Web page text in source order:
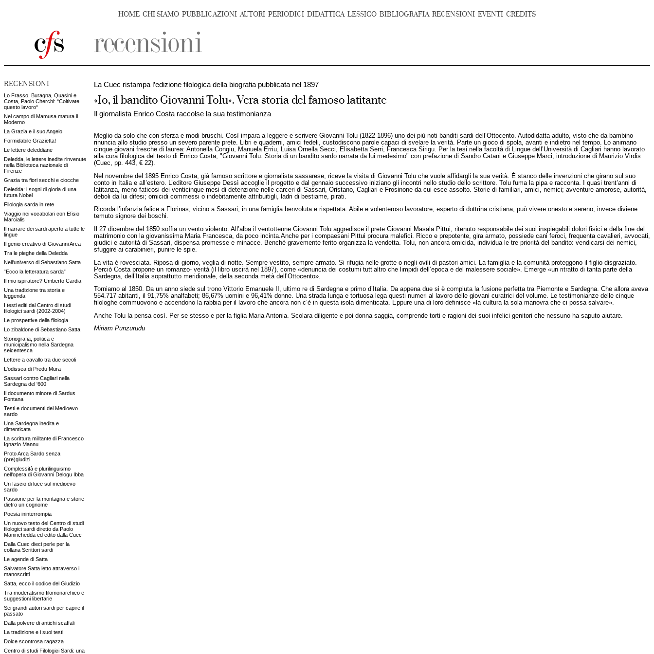
HOME CHI SIAMO PUBBLICAZIONI AUTORI PERIODICI DIDATTICA LESSICO BIBLIOGRAFIA RECENSIONI EVENTI CREDITS
RECENSIONI
Lo Frasso, Buragna, Quasini e
Costa, Paolo Cherchi: “Coltivate
questo lavoro“
Nel campo di Mamusa matura il
Moderno
La Grazia e il suo Angelo
Formidabile Grazietta!
Le lettere deleddiane
Deledda, le lettere inedite rinvenute
nella Biblioteca nazionale di
Firenze
Grazia tra fiori secchi e ciocche
Deledda: i sogni di gloria di una
futura Nobel
Filologia sarda in rete
Viaggio nei vocabolari con Efisio
Marcialis
Il narrare dei sardi aperto a tutte le
lingue
Il genio creativo di Giovanni Arca
Tra le pieghe della Deledda
Nell'universo di Sebastiano Satta
“Ecco la letteratura sarda”
Il mio ispiratore? Umberto Cardia
Una tradizione tra storia e
leggenda
I testi editi dal Centro di studi
filologici sardi (2002-2004)
Le prospettive della filologia
Lo zibaldone di Sebastiano Satta
Storiografia, politica e
municipalismo nella Sardegna
seicentesca
Lettere a cavallo tra due secoli
L'odissea di Predu Mura
Sassari contro Cagliari nella
Sardegna del '600
Il documento minore di Sardus
Fontana
Testi e documenti del Medioevo
sardo
Una Sardegna inedita e
dimenticata
La scrittura militante di Francesco
Ignazio Mannu
Proto Arca Sardo senza
(pre)giudizi
Complessità e plurilinguismo
nell'opera di Giovanni Delogu Ibba
Un fascio di luce sul medioevo
sardo
Passione per la montagna e storie
dietro un cognome
Poesia ininterrompia
Un nuovo testo del Centro di studi
filologici sardi diretto da Paolo
Maninchedda ed edito dalla Cuec
Dalla Cuec dieci perle per la
collana Scrittori sardi
Le agende di Satta
Salvatore Satta letto attraverso i
manoscritti
Satta, ecco il codice del Giudizio
Tra moderatismo filomonarchico e
suggestioni libertarie
Sei grandi autori sardi per capire il
passato
Dalla polvere di antichi scaffali
La tradizione e i suoi testi
Dolce scontrosa ragazza
Centro di studi Filologici Sardi: una
La Cuec ristampa l’edizione filologica della biografia pubblicata nel 1897
«Io, il bandito Giovanni Tolu». Vera storia del famoso latitante
Il giornalista Enrico Costa raccolse la sua testimonianza
Meglio da solo che con sferza e modi bruschi. Così impara a leggere e scrivere Giovanni Tolu (1822-1896) uno dei più noti banditi sardi dell’Ottocento. Autodidatta adulto, visto che da bambino
rinuncia allo studio presso un severo parente prete. Libri e quaderni, amici fedeli, custodiscono parole capaci di svelare la verità. Parte un gioco di spola, avanti e indietro nel tempo. Lo animano
cinque giovani fresche di laurea: Antonella Congiu, Manuela Erriu, Luisa Ornella Secci, Elisabetta Serri, Francesca Sirigu. Per la tesi nella facoltà di Lingue dell’Università di Cagliari hanno lavorato
alla cura filologica del testo di Enrico Costa, "Giovanni Tolu. Storia di un bandito sardo narrata da lui medesimo" con prefazione di Sandro Catani e Giuseppe Marci, introduzione di Maurizio Virdis
(Cuec, pp. 443, € 22).
Nel novembre del 1895 Enrico Costa, già famoso scrittore e giornalista sassarese, riceve la visita di Giovanni Tolu che vuole affidargli la sua verità. È stanco delle invenzioni che girano sul suo
conto in Italia e all’estero. L’editore Giuseppe Dessì accoglie il progetto e dal gennaio successivo iniziano gli incontri nello studio dello scrittore. Tolu fuma la pipa e racconta. I quasi trent’anni di
latitanza, meno faticosi dei venticinque mesi di detenzione nelle carceri di Sassari, Oristano, Cagliari e Frosinone da cui esce assolto. Storie di familiari, amici, nemici; avventure amorose, autorità,
deboli da lui difesi; omicidi commessi o indebitamente attribuitigli, ladri di bestiame, pirati.
Ricorda l’infanzia felice a Florinas, vicino a Sassari, in una famiglia benvoluta e rispettata. Abile e volenteroso lavoratore, esperto di dottrina cristiana, può vivere onesto e sereno, invece diviene
temuto signore dei boschi.
Il 27 dicembre del 1850 soffia un vento violento. All’alba il ventottenne Giovanni Tolu aggredisce il prete Giovanni Masala Pittui, ritenuto responsabile dei suoi inspiegabili dolori fisici e della fine del
matrimonio con la giovanissima Maria Francesca, da poco incinta.Anche per i compaesani Pittui procura malefici. Ricco e prepotente, gira armato, possiede cani feroci, frequenta cavalieri, avvocati,
giudici e autorità di Sassari, dispensa promesse e minacce. Benché gravemente ferito organizza la vendetta. Tolu, non ancora omicida, individua le tre priorità del bandito: vendicarsi dei nemici,
sfuggire ai carabinieri, punire le spie.
La vita è rovesciata. Riposa di giorno, veglia di notte. Sempre vestito, sempre armato. Si rifugia nelle grotte o negli ovili di pastori amici. La famiglia e la comunità proteggono il figlio disgraziato.
Perciò Costa propone un romanzo- verità (il libro uscirà nel 1897), come «denuncia dei costumi tutt’altro che limpidi dell’epoca e del malessere sociale». Emerge «un ritratto di tanta parte della
Sardegna, dell’Italia soprattutto meridionale, della seconda metà dell’Ottocento».
Torniamo al 1850. Da un anno siede sul trono Vittorio Emanuele II, ultimo re di Sardegna e primo d’Italia. Da appena due si è compiuta la fusione perfetta tra Piemonte e Sardegna. Che allora aveva
554.717 abitanti, il 91,75% analfabeti; 86,67% uomini e 96,41% donne. Una strada lunga e tortuosa lega questi numeri al lavoro delle giovani curatrici del volume. Le testimonianze delle cinque
filologhe commuovono e accendono la rabbia per il lavoro che ancora non c’è in questa isola dimenticata. Eppure una di loro definisce «la cultura la sola manovra che ci possa salvare».
Anche Tolu la pensa così. Per se stesso e per la figlia Maria Antonia. Scolara diligente e poi donna saggia, comprende torti e ragioni dei suoi infelici genitori che nessuno ha saputo aiutare.
Miriam Punzurudu